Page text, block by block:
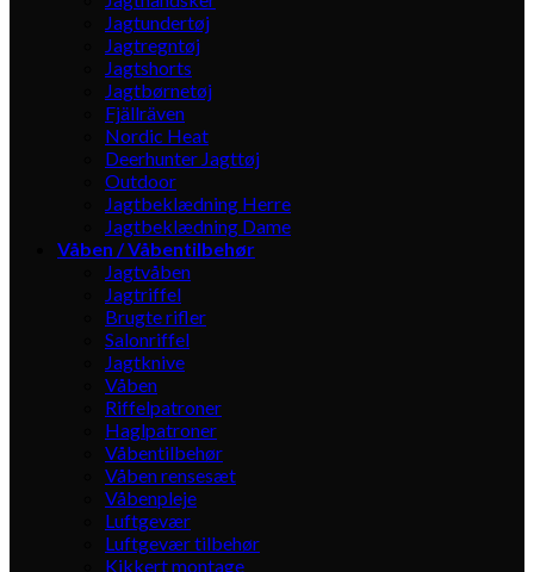
Jagtundertøj
Jagtregntøj
Jagtshorts
Jagtbørnetøj
Fjällräven
Nordic Heat
Deerhunter Jagttøj
Outdoor
Jagtbeklædning Herre
Jagtbeklædning Dame
Våben / Våbentilbehør
Jagtvåben
Jagtriffel
Brugte rifler
Salonriffel
Jagtknive
Våben
Riffelpatroner
Haglpatroner
Våbentilbehør
Våben rensesæt
Våbenpleje
Luftgevær
Luftgevær tilbehør
Kikkert montage